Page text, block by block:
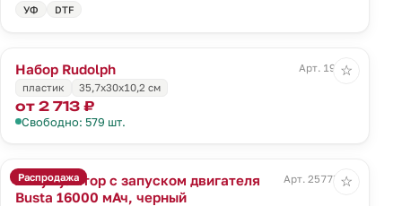
УФ DTF
Набор Rudolph
Арт. 19316
пластик
35,7х30х10,2 см
от 2 713 ₽
Свободно: 579 шт.
☆
Распродажа
Аккумулятор с запуском двигателя
Busta 16000 мАч, черный
Арт. 25777.30
☆